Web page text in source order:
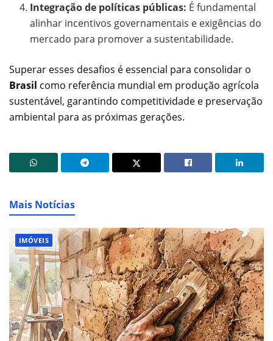
Integração de políticas públicas: É fundamental
alinhar incentivos governamentais e exigências do
mercado para promover a sustentabilidade.
Superar esses desafios é essencial para consolidar o
Brasil como referência mundial em produção agrícola
sustentável, garantindo competitividade e preservação
ambiental para as próximas gerações.
Mais Notícias
IMÓVEIS